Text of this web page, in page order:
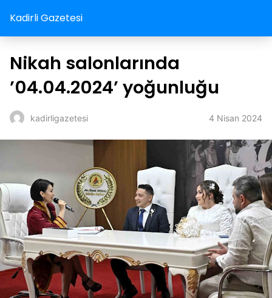
Kadirli Gazetesi
Nikah salonlarında
’04.04.2024’ yoğunluğu
kadirligazetesi 4 Nisan 2024